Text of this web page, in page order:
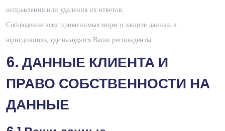
исправления или удаления их ответов.
Соблюдение всех применимых норм о защите данных в
юрисдикциях, где находятся Ваши респонденты.
6. ДАННЫЕ КЛИЕНТА И
ПРАВО СОБСТВЕННОСТИ НА
ДАННЫЕ